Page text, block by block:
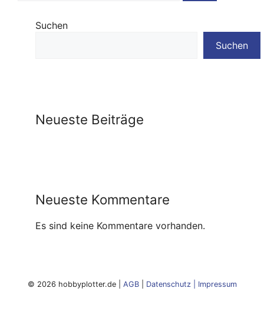
Suchen
Suchen
Neueste Beiträge
Neueste Kommentare
Es sind keine Kommentare vorhanden.
© 2026 hobbyplotter.de | AGB| Datenschutz| Impressum